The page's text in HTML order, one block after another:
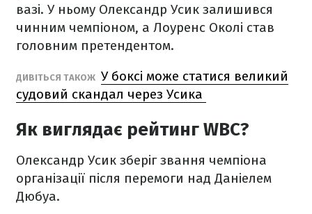
вазі. У ньому Олександр Усик залишився
чинним чемпіоном, а Лоуренс Околі став
головним претендентом.
ДИВІТЬСЯ ТАКОЖ У боксі може статися великий
судовий скандал через Усика
Як виглядає рейтинг WBC?
Олександр Усик зберіг звання чемпіона
організації після перемоги над Даніелем
Дюбуа.